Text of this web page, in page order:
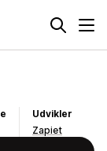
Udvikler
Zapiet